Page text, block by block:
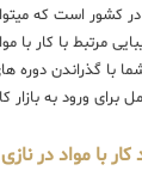
کشور است که
مرتبط با کار با
با گذراندن دوره
برای ورود به
با مواد در نازی